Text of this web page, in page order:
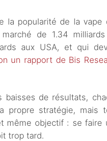
la popularité de la vape
de 1.34
aux USA, et qui
un rapport de Bis
de résultats,
propre stratégie, mais
même objectif : se faire
trop tard.